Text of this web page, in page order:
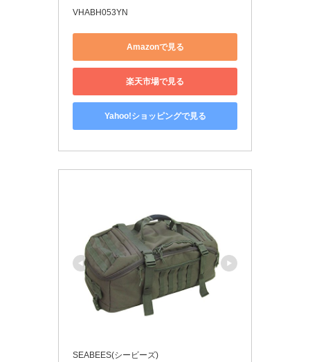
VHABH053YN
Amazonで見る
楽天市場で見る
Yahoo!ショッピングで見る
SEABEES(シービーズ)